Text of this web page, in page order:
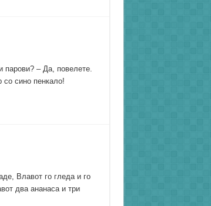
парови? – Да, повелете.
со сино пенкало!
Влавот го гледа и го
два ананаса и три